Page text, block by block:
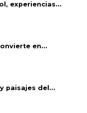
experiencias...
en...
paisajes del...